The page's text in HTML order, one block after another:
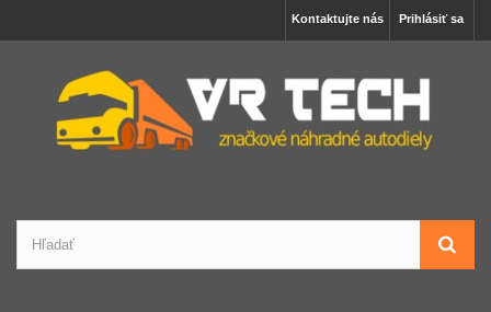
Prihlásiť sa
Kontaktujte nás